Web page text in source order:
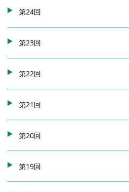
第24回
第23回
第22回
第21回
第20回
第19回